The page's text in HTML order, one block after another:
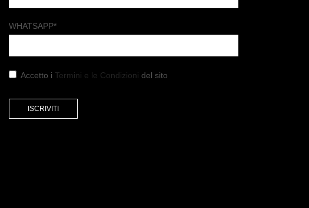
WHATSAPP*
Accetto i Termini e le Condizioni del sito